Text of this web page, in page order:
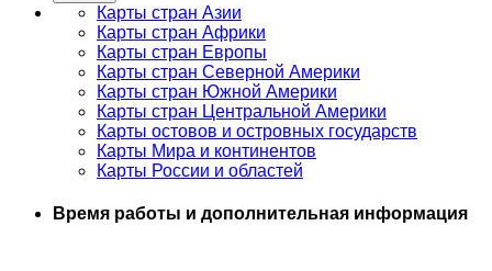
Карты стран Азии
Карты стран Африки
Карты стран Европы
Карты стран Северной Америки
Карты стран Южной Америки
Карты стран Центральной Америки
Карты остовов и островных государств
Карты Мира и континентов
Карты России и областей
Время работы и дополнительная информация